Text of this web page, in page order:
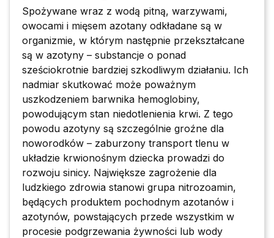
Spożywane wraz z wodą pitną, warzywami,
owocami i mięsem azotany odkładane są w
organizmie, w którym następnie przekształcane
są w azotyny – substancje o ponad
sześciokrotnie bardziej szkodliwym działaniu. Ich
nadmiar skutkować może poważnym
uszkodzeniem barwnika hemoglobiny,
powodującym stan niedotlenienia krwi. Z tego
powodu azotyny są szczególnie groźne dla
noworodków – zaburzony transport tlenu w
układzie krwionośnym dziecka prowadzi do
rozwoju sinicy. Największe zagrożenie dla
ludzkiego zdrowia stanowi grupa nitrozoamin,
będących produktem pochodnym azotanów i
azotynów, powstających przede wszystkim w
procesie podgrzewania żywności lub wody